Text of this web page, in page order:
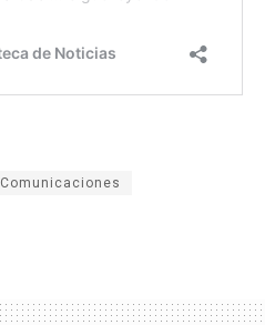
Comunicaciones